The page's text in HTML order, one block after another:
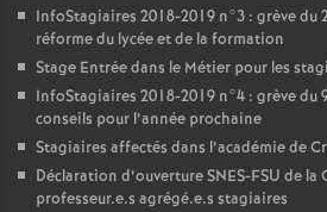
InfoStagiaires 2018-2019 n°3 : grève du
réforme du lycée et de la formation
Stage Entrée dans le Métier pour les
InfoStagiaires 2018-2019 n°4 : grève
conseils pour l’année prochaine
Stagiaires affectés dans l’académie de
Déclaration d’ouvertureSNES-FSU de la
professeur.e.s agrégé.e.s stagiaires